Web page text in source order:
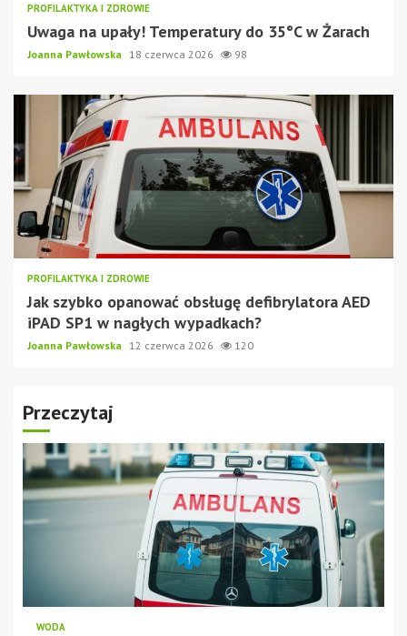
PROFILAKTYKA I ZDROWIE
Uwaga na upały! Temperatury do 35°C w Żarach
Joanna Pawłowska 18 czerwca 2026 98
PROFILAKTYKA I ZDROWIE
Jak szybko opanować obsługę defibrylatora AED
iPAD SP1 w nagłych wypadkach?
Joanna Pawłowska 12 czerwca 2026 120
Przeczytaj
WODA